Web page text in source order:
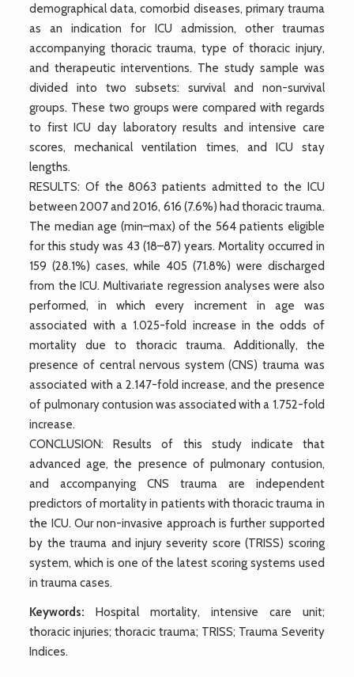
demographical data, comorbid diseases, primary trauma
as an indication for ICU admission, other traumas
accompanying thoracic trauma, type of thoracic injury,
and therapeutic interventions. The study sample was
divided into two subsets: survival and non-survival
groups. These two groups were compared with regards
to first ICU day laboratory results and intensive care
scores, mechanical ventilation times, and ICU stay
lengths.
RESULTS: Of the 8063 patients admitted to the ICU
between 2007 and 2016, 616 (7.6%) had thoracic trauma.
The median age (min–max) of the 564 patients eligible
for this study was 43 (18–87) years. Mortality occurred in
159 (28.1%) cases, while 405 (71.8%) were discharged
from the ICU. Multivariate regression analyses were also
performed, in which every increment in age was
associated with a 1.025-fold increase in the odds of
mortality due to thoracic trauma. Additionally, the
presence of central nervous system (CNS) trauma was
associated with a 2.147-fold increase, and the presence
of pulmonary contusion was associated with a 1.752-fold
increase.
CONCLUSION: Results of this study indicate that
advanced age, the presence of pulmonary contusion,
and accompanying CNS trauma are independent
predictors of mortality in patients with thoracic trauma in
the ICU. Our non-invasive approach is further supported
by the trauma and injury severity score (TRISS) scoring
system, which is one of the latest scoring systems used
in trauma cases.
Keywords: Hospital mortality, intensive care unit;
thoracic injuries; thoracic trauma; TRISS; Trauma Severity
Indices.